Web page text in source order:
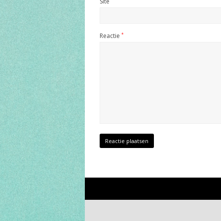
Reactie *